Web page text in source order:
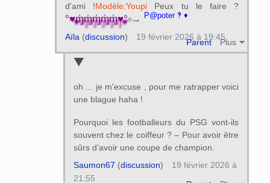
d'ami !Modèle:Youpi Peux tu le faire ?
°♥ɱ̍ɱ̍ɱ̍ɱ̍ɱ̍♥°→ P@poter ‽ ♦
Parent Plus
Aïla (discussion) 19 février 2026 à 19:45
oh ... je m'excuse , pour me ratrapper voici
une blague haha !
Pourquoi les footballeurs du PSG vont-ils
souvent chez le coiffeur ? – Pour avoir être
sûrs d’avoir une coupe de champion.
Saumon67 (discussion)
19 février 2026 à
21:55